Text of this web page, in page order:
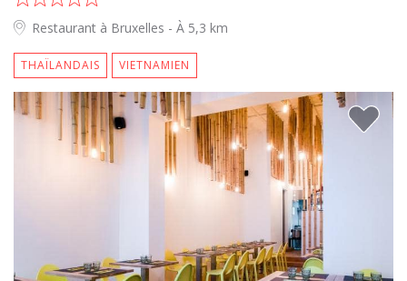
Restaurant à Bruxelles - À 5,3 km
THAÏLANDAIS VIETNAMIEN